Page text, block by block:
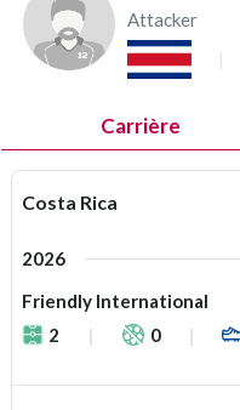
Attacker
Carrière
Costa Rica
2026
Friendly International
2
0